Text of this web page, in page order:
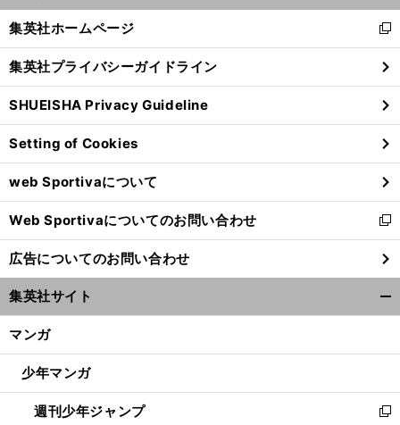
閉
る
集英社ホームページ
新
し
い
ウ
ィ
ン
ド
ウ
で
開
く
集英社プライバシーガイドライン
SHUEISHA Privacy Guideline
Setting of Cookies
web Sportivaについて
Web Sportivaについてのお問い合わせ
新
し
い
ウ
ィ
ン
ウ
開
く
広告についてのお問い合わせ
集英社サイト
マンガ
少年マンガ
週刊少年ジャンプ
新